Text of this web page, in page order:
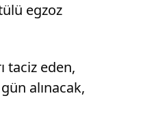
egzoz
taciz eden,
alınacak,